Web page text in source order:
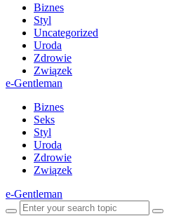
Biznes
Styl
Uncategorized
Uroda
Zdrowie
Związek
e-Gentleman
Biznes
Seks
Styl
Uroda
Zdrowie
Związek
e-Gentleman